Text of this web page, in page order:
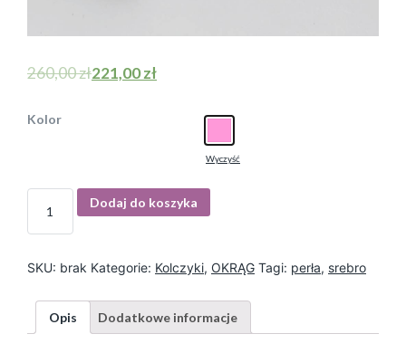
260,00zł221,00zł
Kolor
Wyczyść
I
ś
Dodaj do koszyka
SKU: brak Kategorie: Kolczyki, OKRĄG Tagi: perła, srebro
Opis Dodatkowe informacje